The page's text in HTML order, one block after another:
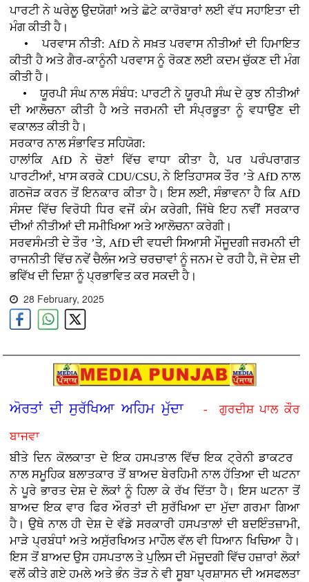
ਪਾਰਟੀ ਨੇ ਘਰੇਲੂ ਉਦਯੋਗਾਂ ਅਤੇ ਛੋਟੇ ਕਾਰੋਬਾਰਾਂ ਲਈ ਵੱਧ ਸਹਾਇਤਾ ਦੀ
ਮੰਗ ਕੀਤੀ ਹੈ।
• ਪਰਵਾਸ ਨੀਤੀ: AfD ਨੇ ਸਖ਼ਤ ਪਰਵਾਸ ਨੀਤੀਆਂ ਦੀ ਹਿਮਾਇਤ
ਕੀਤੀ ਹੈ ਅਤੇ ਗੈਰ-ਕਾਨੂੰਨੀ ਪਰਵਾਸ ਨੂੰ ਰੋਕਣ ਲਈ ਕਦਮ ਚੁੱਕਣ ਦੀ ਮੰਗ
ਕੀਤੀ ਹੈ।
• ਯੂਰਪੀ ਸੰਘ ਨਾਲ ਸੰਬੰਧ: ਪਾਰਟੀ ਨੇ ਯੂਰਪੀ ਸੰਘ ਦੇ ਕੁਝ ਨੀਤੀਆਂ
ਦੀ ਆਲੋਚਨਾ ਕੀਤੀ ਹੈ ਅਤੇ ਜਰਮਨੀ ਦੀ ਸੰਪ੍ਰਭੂਤਾ ਨੂੰ ਵਧਾਉਣ ਦੀ
ਵਕਾਲਤ ਕੀਤੀ ਹੈ।
ਸਰਕਾਰ ਨਾਲ ਸੰਭਾਵਿਤ ਸਹਿਯੋਗ:
ਹਾਲਾਂਕਿ AfD ਨੇ ਚੋਣਾਂ ਵਿੱਚ ਵਾਧਾ ਕੀਤਾ ਹੈ, ਪਰ ਪਰੰਪਰਾਗਤ
ਪਾਰਟੀਆਂ, ਖਾਸ ਕਰਕੇ CDU/CSU, ਨੇ ਇਤਿਹਾਸਕ ਤੌਰ ’ਤੇ AfD ਨਾਲ
ਗਠਜੋੜ ਕਰਨ ਤੋਂ ਇਨਕਾਰ ਕੀਤਾ ਹੈ। ਇਸ ਲਈ, ਸੰਭਾਵਨਾ ਹੈ ਕਿ AfD
ਸੰਸਦ ਵਿੱਚ ਵਿਰੋਧੀ ਧਿਰ ਵਜੋਂ ਕੰਮ ਕਰੇਗੀ, ਜਿੱਥੇ ਇਹ ਨਵੀਂ ਸਰਕਾਰ
ਦੀਆਂ ਨੀਤੀਆਂ ਦੀ ਸਮੀਖਿਆ ਅਤੇ ਆਲੋਚਨਾ ਕਰੇਗੀ।
ਸਰਵਸੰਮਤੀ ਦੇ ਤੌਰ ’ਤੇ, AfD ਦੀ ਵਧਦੀ ਸਿਆਸੀ ਮੌਜੂਦਗੀ ਜਰਮਨੀ ਦੀ
ਰਾਜਨੀਤੀ ਵਿੱਚ ਨਵੇਂ ਚੈਲੰਜ ਅਤੇ ਚਰਚਾਵਾਂ ਨੂੰ ਜਨਮ ਦੇ ਰਹੀ ਹੈ, ਜੋ ਦੇਸ਼ ਦੀ
ਭਵਿੱਖ ਦੀ ਦਿਸ਼ਾ ਨੂੰ ਪ੍ਰਭਾਵਿਤ ਕਰ ਸਕਦੀ ਹੈ।
28 February, 2025
ਅੋਰਤਾਂ ਦੀ ਸੁਰੱਖਿਆ ਅਹਿਮ ਮੁੱਦਾ - ਗੁਰਦੀਸ਼ ਪਾਲ ਕੌਰ
ਬਾਜਵਾ
ਬੀਤੇ ਦਿਨ ਕੋਲਕਾਤਾ ਦੇ ਇਕ ਹਸਪਤਾਲ ਵਿੱਚ ਇਕ ਟ੍ਰੇਨੀ ਡਾਕਟਰ
ਨਾਲ ਸਮੂਹਿਕ ਬਲਾਤਕਾਰ ਤੋਂ ਬਾਅਦ ਬੇਰਹਿਮੀ ਨਾਲ ਹੱਤਿਆ ਦੀ ਘਟਨਾ
ਨੇ ਪੂਰੇ ਭਾਰਤ ਦੇਸ਼ ਦੇ ਲੋਕਾਂ ਨੂੰ ਹਿਲਾ ਕੇ ਰੱਖ ਦਿੱਤਾ ਹੈ। ਇਸ ਘਟਨਾ ਤੋਂ
ਬਾਅਦ ਇਕ ਵਾਰ ਫਿਰ ਔਰਤਾਂ ਦੀ ਸੁਰੱਖਿਆ ਦਾ ਮੁੱਦਾ ਗਰਮਾ ਗਿਆ
ਹੈ। ਉਥੇ ਨਾਲ ਹੀ ਦੇਸ਼ ਦੇ ਵੱਡੇ ਸਰਕਾਰੀ ਹਸਪਤਾਲਾਂ ਦੀ ਬਦਇੰਤਜ਼ਾਮੀ,
ਮਾੜੇ ਪ੍ਰਬੰਧਾਂ ਅਤੇ ਅਸੁੱਰਖਿਅਤ ਮਾਹੌਲ ਵੱਲ ਵੀ ਧਿਆਨ ਖਿਚਿਆ ਹੈ।
ਇਸ ਤੋਂ ਬਾਅਦ ਉਸ ਹਸਪਤਾਲ ਤੇ ਪੁਲਿਸ ਦੀ ਮੋਜੂਦਗੀ ਵਿੱਚ ਹਜ਼ਾਰਾਂ ਲੋਕਾਂ
ਵਲੋਂ ਕੀਤੇ ਗਏ ਹਮਲੇ ਅਤੇ ਭੰਨ ਤੋੜ ਨੇ ਵੀ ਸੂਬਾ ਪ੍ਰਸ਼ਾਸਨ ਦੀ ਅਸਫਲਤਾ